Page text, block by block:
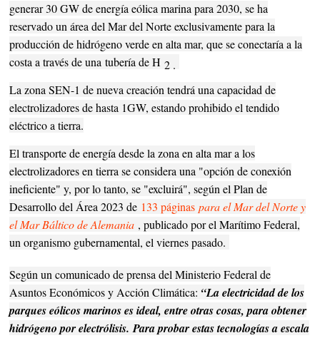
generar 30 GW de energía eólica marina para 2030, se ha
reservado un área del Mar del Norte exclusivamente para la
producción de hidrógeno verde en alta mar, que se conectaría a la
costa a través de unatubería de H2 .
La zona SEN-1 de nueva creación tendrá una capacidad de
electrolizadores de hasta 1GW, estando prohibido el tendido
eléctrico a tierra.
El transporte de energía desde la zona en alta mar a los
electrolizadores en tierra se considera una "opción de conexión
ineficiente" y, por lo tanto, se "excluirá", según el Plan de
Desarrollo del Área 2023 de 133 páginaspara el Mar del Norte y
el Mar Báltico de Alemania , publicado por el Marítimo Federal,
un organismo gubernamental, el viernes pasado.
Según un comunicado de prensa del Ministerio Federal de
Asuntos Económicos y Acción Climática: “La electricidad de los
parques eólicos marinos es ideal, entre otras cosas, para obtener
hidrógeno por electrólisis.Para probar estas tecnologías a escala